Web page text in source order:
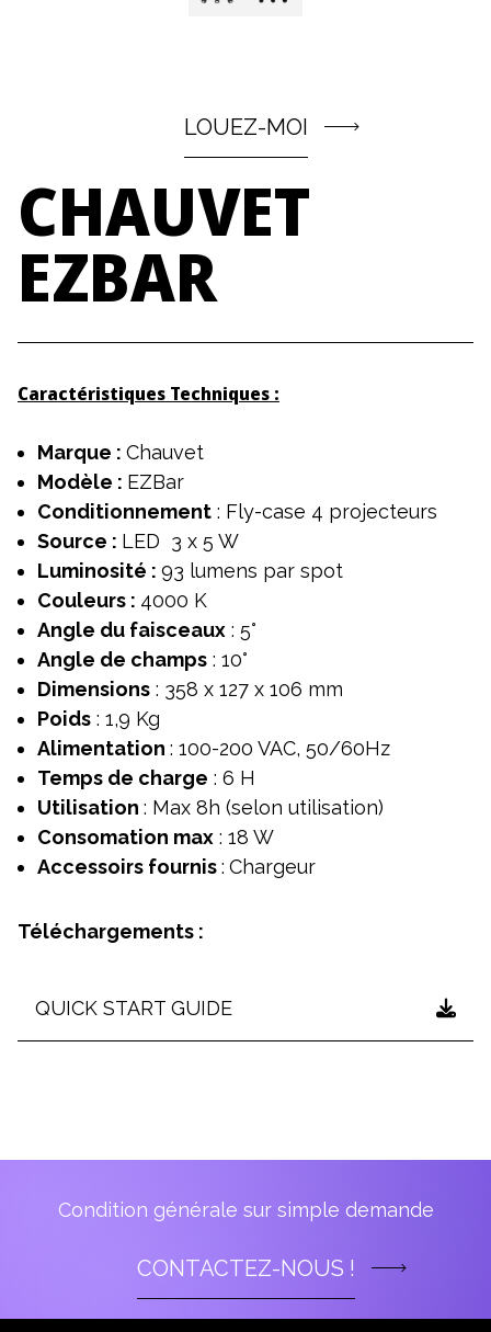
LOUEZ-MOI
CHAUVET
EZBAR
Caractéristiques Techniques :
Marque : Chauvet
Modèle : EZBar
Conditionnement : Fly-case 4 projecteurs
Source : LED 3 x 5 W
Luminosité : 93 lumens par spot
Couleurs : 4000 K
Angle du faisceaux : 5°
Angle de champs : 10°
Dimensions : 358 x 127 x 106 mm
Poids : 1,9 Kg
Alimentation : 100-200 VAC, 50/60Hz
Temps de charge : 6 H
Utilisation : Max 8h (selon utilisation)
Consomation max : 18 W
Accessoirs fournis: Chargeur
Téléchargements :
QUICK START GUIDE
Condition générale sur simple demande
CONTACTEZ-NOUS !